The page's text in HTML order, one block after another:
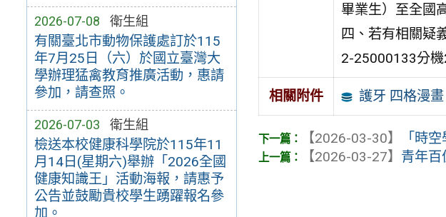
2026-07-08 衛生組
有關臺北市動物保護處訂於115
年7月25日（六）於國立臺灣大
學辦理猛禽教育推廣活動，惠請
參加，請查照。
2026-07-03 衛生組
檢送本校健康科學院於115年11
月14日(星期六)舉辦「2026全國
健康知識王」活動海報，請惠予
公告並鼓勵貴校學生踴躍報名參
加。
畢業生）至全國
四、若有相關疑
2-25000133分機
相關附件 護牙 四格漫
【2026-03-30】
「時
【2026-03-27】 青年百